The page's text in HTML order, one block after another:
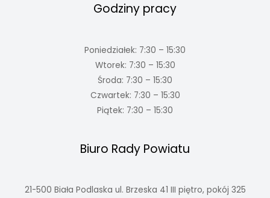
Godziny pracy
Poniedziałek: 7:30 – 15:30
Wtorek: 7:30 – 15:30
Środa: 7:30 – 15:30
Czwartek: 7:30 – 15:30
Piątek: 7:30 – 15:30
Biuro Rady Powiatu
21-500 Biała Podlaska ul. Brzeska 41 III piętro, pokój 325